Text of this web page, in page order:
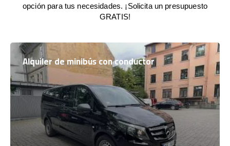
opción para tus necesidades. ¡Solicita un presupuesto
GRATIS!
Alquiler de minibús con conductor